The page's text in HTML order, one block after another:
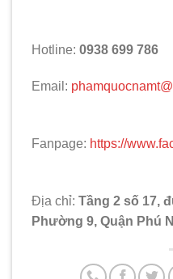
Hotline: 0938 699 786
Email:
Fanpage: https://
Địa chỉ: Tầng 2 số 17,
Phường 9, Quận Phú